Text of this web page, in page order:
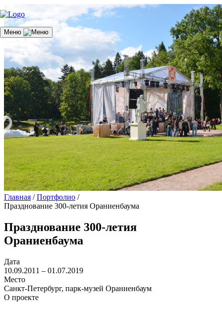
Меню
Главная / Портфолио /
Празднование 300-летия Ораниенбаума
Празднование 300-летия
Ораниенбаума
Дата
10.09.2011 – 01.07.2019
Место
Санкт-Петербург, парк-музей Ораниенбаум
О проекте